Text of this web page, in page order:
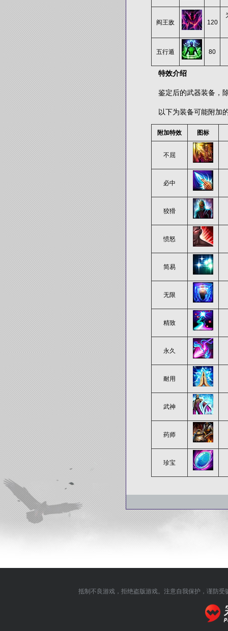
阎王敌 120
五行遁 80
特效介绍
鉴定后的武器装备，除
以下为装备可能附加
附加特效 图标
不屈
必中
狡猾
愤怒
简易
无限
精致
永久
耐用
武神
药师
珍宝
抵制不良游戏，拒绝盗版游戏。注意自我保护，谨防受